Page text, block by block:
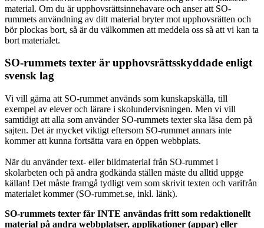
material. Om du är upphovsrättsinnehavare och anser att SO-
rummets användning av ditt material bryter mot upphovsrätten och
bör plockas bort, så är du välkommen att meddela oss så att vi kan ta
bort materialet.
SO-rummets texter är upphovsrättsskyddade enligt
svensk lag
Vi vill gärna att SO-rummet används som kunskapskälla, till
exempel av elever och lärare i skolundervisningen. Men vi vill
samtidigt att alla som använder SO-rummets texter ska läsa dem på
sajten. Det är mycket viktigt eftersom SO-rummet annars inte
kommer att kunna fortsätta vara en öppen webbplats.
När du använder text- eller bildmaterial från SO-rummet i
skolarbeten och på andra godkända ställen måste du alltid uppge
källan! Det måste framgå tydligt vem som skrivit texten och varifrån
materialet kommer (SO-rummet.se, inkl. länk).
SO-rummets texter får INTE användas fritt som redaktionellt
material på andra webbplatser, applikationer (appar) eller